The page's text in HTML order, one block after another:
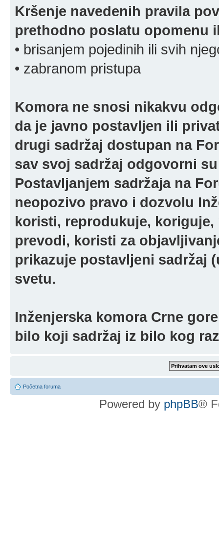
Kršenje navedenih pravila
prethodno poslatu opomenu
• brisanjem pojedinih ili svih
• zabranom pristupa
Komora ne snosi nikakvu
da je javno postavljen ili
drugi sadržaj dostupan na
sav svoj sadržaj odgovorni
Postavljanjem sadržaja na
neopozivo pravo i dozvolu
koristi, reprodukuje,
prevodi, koristi za
prikazuje postavljeni sadržaj
svetu.
Inženjerska komora Crne
bilo koji sadržaj iz bilo kog
Početna foruma
Powered by phpBB®